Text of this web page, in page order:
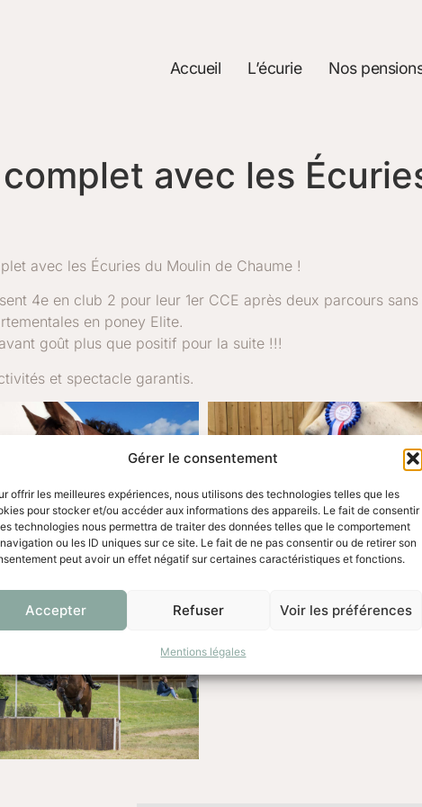
Gérer le consentement
offrir les meilleures expériences, nous utilisons des technologies telles que les
pour stocker et/ou accéder aux informations des appareils. Le fait de consentir
technologies nous permettra de traiter des données telles que le comportement
ou les ID uniques sur ce site. Le fait de ne pas consentir ou de retirer son
peut avoir un effet négatif sur certaines caractéristiques et fonctions.
Accepter Refuser Voir les préférences
Mentions légales
Accueil L’écurie Nos
avec les
avec les Écuries du Moulin de Chaume !
4e en club 2 pour leur 1er CCE après deux parcours
en poney Elite.
goût plus que positif pour la suite !!!
et spectacle garantis.